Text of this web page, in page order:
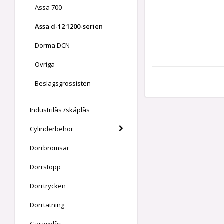
Assa 700
Assa d-12 1200-serien
Dorma DCN
Övriga
Beslagsgrossisten
Industrilås /skåplås
Cylinderbehör
Dörrbromsar
Dörrstopp
Dörrtrycken
Dörrtätning